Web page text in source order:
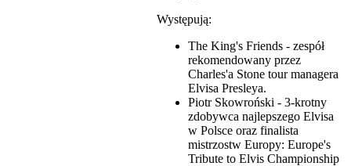
Występują:
The King's Friends - zespół
rekomendowany przez
Charles'a Stone tour managera
Elvisa Presleya.
Piotr Skowroński - 3-krotny
zdobywca najlepszego Elvisa
w Polsce oraz finalista
mistrzostw Europy: Europe's
Tribute to Elvis Championship